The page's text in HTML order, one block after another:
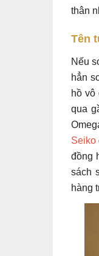
thân
Tên
Nếu
hẳn
hồ vô
qua
Seiko
đồng
sách
hàng